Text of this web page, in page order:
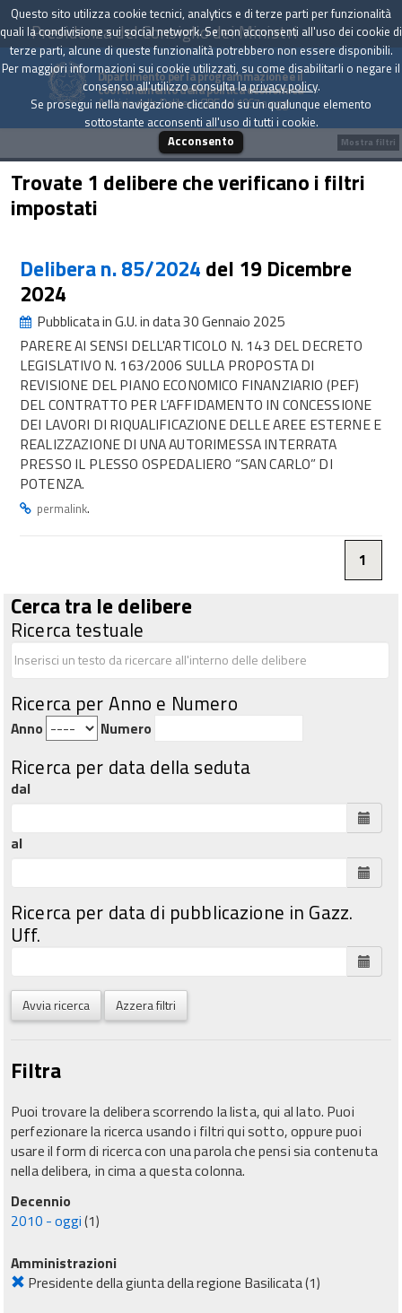
Presidenza del Consiglio dei Ministri
Dipartimento per la programmazione e il
coordinamento della politica economica
Archivio delle Delibere CIPE dal 1967 a oggi
Trovate 1 delibere che verificano i filtri
impostati
Delibera n. 85/2024 del 19 Dicembre
2024
Pubblicata in G.U. in data 30 Gennaio 2025
PARERE AI SENSI DELL'ARTICOLO N. 143 DEL DECRETO
LEGISLATIVO N. 163/2006 SULLA PROPOSTA DI
REVISIONE DEL PIANO ECONOMICO FINANZIARIO (PEF)
DEL CONTRATTO PER L’AFFIDAMENTO IN CONCESSIONE
DEI LAVORI DI RIQUALIFICAZIONE DELLE AREE ESTERNE E
REALIZZAZIONE DI UNA AUTORIMESSA INTERRATA
PRESSO IL PLESSO OSPEDALIERO “SAN CARLO” DI
POTENZA.
permalink.
1
Cerca tra le delibere
Ricerca testuale
Ricerca per Anno e Numero
Anno Numero
Ricerca per data della seduta
dal
al
Ricerca per data di pubblicazione in Gazz.
Uff.
Avvia ricerca Azzera filtri
Filtra
Puoi trovare la delibera scorrendo la lista, qui al lato. Puoi
perfezionare la ricerca usando i filtri qui sotto, oppure puoi
usare il form di ricerca con una parola che pensi sia contenuta
nella delibera, in cima a questa colonna.
Decennio
2010 - oggi(1)
Amministrazioni
Presidente della giunta della regione Basilicata(1)
Mostra filtri
Questo sito utilizza cookie tecnici, analytics e di terze parti per funzionalità
quali la condivisione sui social network. Se non acconsenti all'uso dei cookie di
terze parti, alcune di queste funzionalità potrebbero non essere disponibili.
Per maggiori informazioni sui cookie utilizzati, su come disabilitarli o negare il
consenso all'utilizzo consulta laprivacy policy.
Se prosegui nella navigazione cliccando su un qualunque elemento
sottostante acconsenti all'uso di tutti i cookie.
Acconsento